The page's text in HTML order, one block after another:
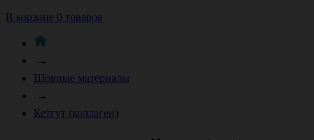
В корзине 0 товаров
→
Шовные материалы
→
Кетгут (коллаген)